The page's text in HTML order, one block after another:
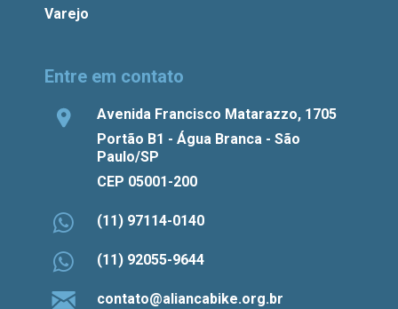
Varejo
Entre em contato
Avenida Francisco Matarazzo, 1705
Portão B1 - Água Branca - São
Paulo/SP
CEP 05001-200
(11) 97114-0140
(11) 92055-9644
contato@aliancabike.org.br